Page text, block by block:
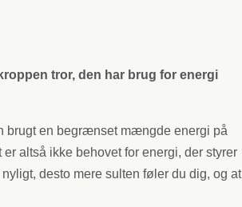
tror, den har brug for energi
brugt en begrænset mængde energi på
altså ikke behovet for energi, der styrer
desto mere sulten føler du dig, og at